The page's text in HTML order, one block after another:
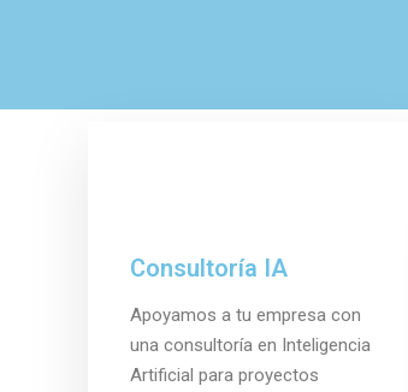
Consultoría IA
Apoyamos a tu empresa con
una consultoría en Inteligencia
Artificial para proyectos